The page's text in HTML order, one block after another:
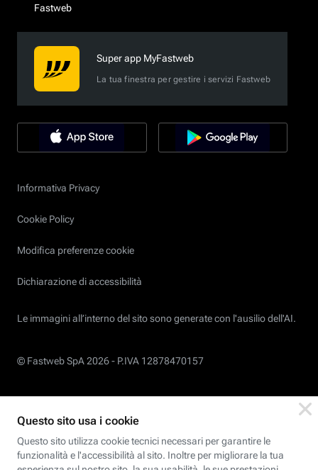
Fastweb
Super app MyFastweb
La tua finestra per gestire i servizi Fastweb
Informativa Privacy
Cookie Policy
Modifica preferenze cookie
Dichiarazione di accessibilità
Le immagini all’interno del sito sono generate con l'ausilio dell'AI.
© Fastweb SpA 2026 - P.IVA 12878470157